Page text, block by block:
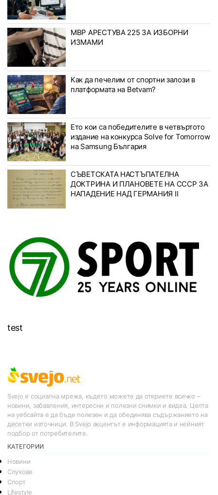
МВР АРЕСТУВА 225 ЗА ИЗБОРНИ
ИЗМАМИ
Как да печелим от спортни залози в
платформата на Betvam?
Ето кои са победителите в четвъртото
издание на конкурса Solve for Tomorrow
на Samsung България
СЪВЕТСКАТА НАСТЪПАТЕЛНА
ДОКТРИНА И ПЛАНОВЕТЕ НА СССР ЗА
НАПАДЕНИЕ НАД ГЕРМАНИЯ II
test
Svejo е социална мрежа, където можете да откриете всичко –
новини, забавления, интересни и полезни снимки и видеа. Целта
на уебсайта е да бъде полезен и да обединява съдържанието на
десетки източници. В Svejo акцентът е информацията и нейният
подбор от потребителите.
КАТЕГОРИИ
Новини
Слухове
Спорт
Lifestyle